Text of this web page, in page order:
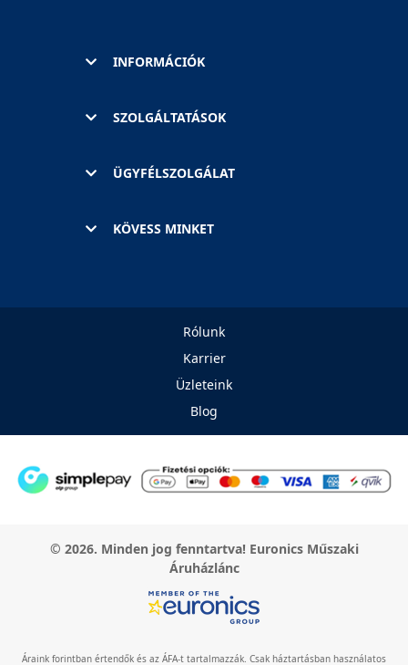
INFORMÁCIÓK
SZOLGÁLTATÁSOK
ÜGYFÉLSZOLGÁLAT
KÖVESS MINKET
Rólunk
Karrier
Üzleteink
Blog
© 2026. Minden jog fenntartva! Euronics Műszaki
Áruházlánc
Áraink forintban értendők és az ÁFA-t tartalmazzák. Csak háztartásban használatos